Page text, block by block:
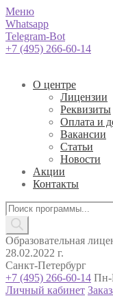
Меню
Whatsapp
Telegram-Bot
+7 (495) 266-60-14
О центре
Лицензии
Реквизиты
Оплата и
Вакансии
Статьи
Новости
Акции
Контакты
Поиск
товаров
Образовательная
28.02.2022 г.
Санкт-Петербург
+7 (495) 266-60-14 Пн-
Личный кабинет